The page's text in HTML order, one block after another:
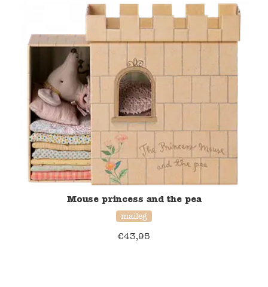
Mouse princess and the pea
maileg
€43,95